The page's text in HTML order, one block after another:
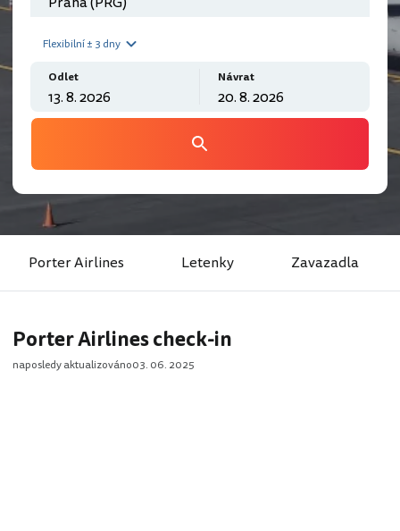
Flexibilní ± 3 dny
Odlet Návrat
Porter Airlines Letenky Zavazadla
Porter Airlines check-in
naposledy aktualizováno03. 06. 2025